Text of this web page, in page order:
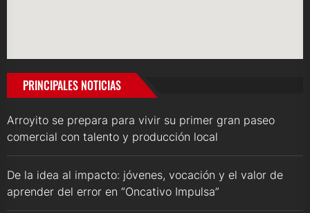
PRINCIPALES NOTICIAS
Arroyito se prepara para vivir su primer gran paseo
comercial con talento y producción local
De la idea al impacto: jóvenes, vocación y el valor de
aprender del error en “Oncativo Impulsa”